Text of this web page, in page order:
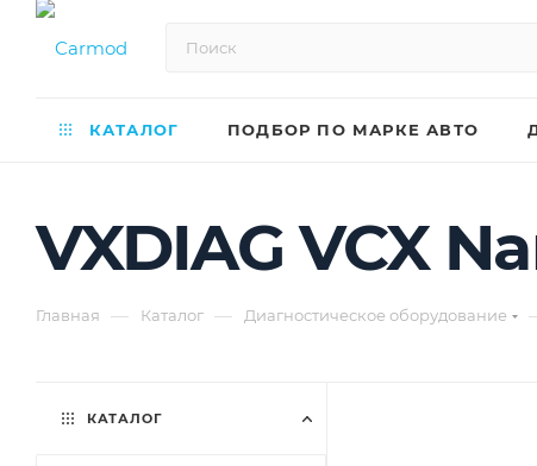
КАТАЛОГ ПОДБОР ПО МАРКЕ АВТО
VXDIAG VCX
Главная — Каталог — Диагностическое оборудование
КАТАЛОГ